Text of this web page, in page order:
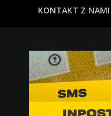
KONTAKT Z NAMI